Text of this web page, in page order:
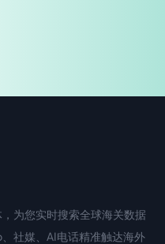
为您实时搜索全球海关数据
社媒、AI电话精准触达海外